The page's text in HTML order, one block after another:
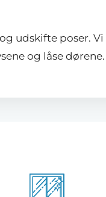
udskifte poser.
og låse dørene.